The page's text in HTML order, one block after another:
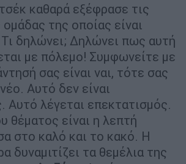
καθαρά εξέφρασε τις
ομάδας της οποίας είναι
δηλώνει; Δηλώνει πως αυτή
με πόλεμο! Συμφωνείτε με
σας είναι ναι, τότε σας
Αυτό δεν είναι
Αυτό λέγεται επεκτατισμός.
θέματος είναι η λεπτή
στο καλό και το κακό. Η
δυναμιτίζει τα θεμέλια της